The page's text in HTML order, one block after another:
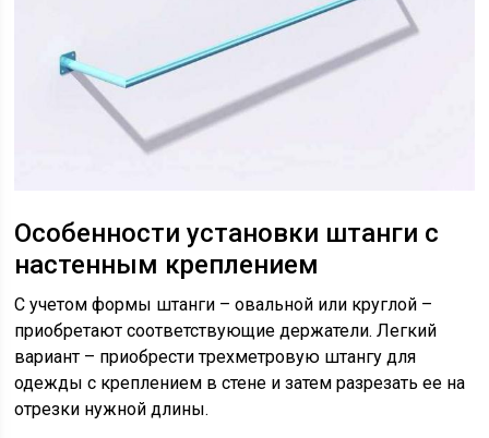
Особенности установки штанги с
настенным креплением
С учетом формы штанги – овальной или круглой –
приобретают соответствующие держатели. Легкий
вариант – приобрести трехметровую штангу для
одежды с креплением в стене и затем разрезать ее на
отрезки нужной длины.